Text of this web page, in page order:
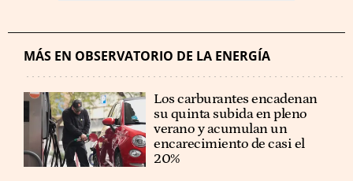
MÁS EN OBSERVATORIO DE LA ENERGÍA
Los carburantes encadenan
su quinta subida en pleno
verano y acumulan un
encarecimiento de casi el
20%